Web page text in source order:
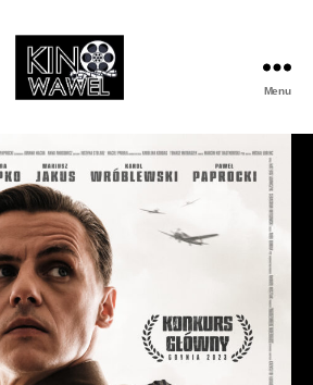
w
Wojniczu
Menu